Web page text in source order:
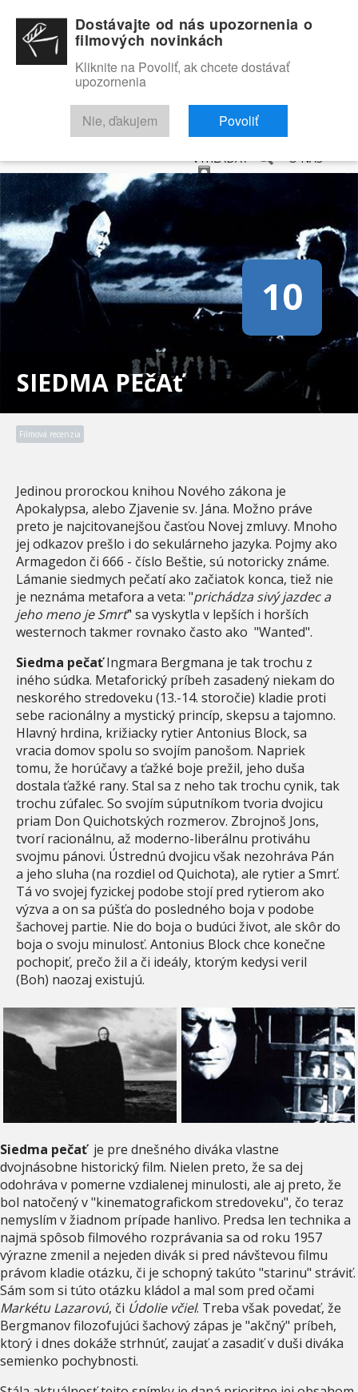
RECENZIE TRAILERY FILMOVÁ DATABÁZA
VYHĽADAŤ O NÁS
SIEDMA PEčAť
10
Filmová recenzia
Jedinou prorockou knihou Nového zákona je
Apokalypsa, alebo Zjavenie sv. Jána. Možno práve
preto je najcitovanejšou časťou Novej zmluvy. Mnoho
jej odkazov prešlo i do sekulárneho jazyka. Pojmy ako
Armagedon či 666 - číslo Beštie, sú notoricky známe.
Lámanie siedmych pečatí ako začiatok konca, tiež nie
je neznáma metafora a veta: "prichádza sivý jazdec a
jeho meno je Smrť" sa vyskytla v lepších i horších
westernoch takmer rovnako často ako "Wanted".
Siedma pečaťIngmara Bergmana je tak trochu z
iného súdka. Metaforický príbeh zasadený niekam do
neskorého stredoveku (13.-14. storočie) kladie proti
sebe racionálny a mystický princíp, skepsu a tajomno.
Hlavný hrdina, križiacky rytier Antonius Block, sa
vracia domov spolu so svojím panošom. Napriek
tomu, že horúčavy a ťažké boje prežil, jeho duša
dostala ťažké rany. Stal sa z neho tak trochu cynik, tak
trochu zúfalec. So svojím súputníkom tvoria dvojicu
priam Don Quichotských rozmerov. Zbrojnoš Jons,
tvorí racionálnu, až moderno-liberálnu protiváhu
svojmu pánovi. Ústrednú dvojicu však nezohráva Pán
a jeho sluha (na rozdiel od Quichota), ale rytier a Smrť.
Tá vo svojej fyzickej podobe stojí pred rytierom ako
výzva a on sa púšťa do posledného boja v podobe
šachovej partie. Nie do boja o budúci život, ale skôr do
boja o svoju minulosť. Antonius Block chce konečne
pochopiť, prečo žil a či ideály, ktorým kedysi veril
(Boh) naozaj existujú.
Siedma pečaťje pre dnešného diváka vlastne
dvojnásobne historický film. Nielen preto, že sa dej
odohráva v pomerne vzdialenej minulosti, ale aj preto, že
bol natočený v "kinematografickom stredoveku", čo teraz
nemyslím v žiadnom prípade hanlivo. Predsa len technika a
najmä spôsob filmového rozprávania sa od roku 1957
výrazne zmenil a nejeden divák si pred návštevou filmu
právom kladie otázku, či je schopný takúto "starinu" stráviť.
Sám som si túto otázku kládol a mal som pred očami
Markétu Lazarovú, či Údolie včiel. Treba však povedať, že
Bergmanov filozofujúci šachový zápas je "akčný" príbeh,
ktorý i dnes dokáže strhnúť, zaujať a zasadiť v duši diváka
semienko pochybnosti.
Dostávajte od nás upozornenia o
filmových novinkách
Kliknite na Povoliť, ak chcete dostávať
upozornenia
Nie, ďakujem Povoliť